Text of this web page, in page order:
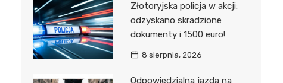
Złotoryjska policja w akcji:
odzyskano skradzione
dokumenty i 1500 euro!
8 sierpnia, 2026
Odpowiedzialna jazda na